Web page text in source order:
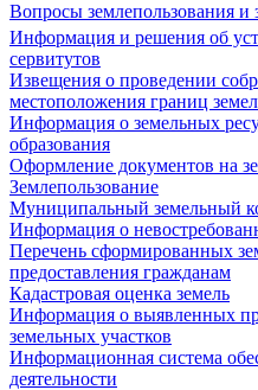
Вопросы землепользования
Информация и решения об
сервитутов
Извещения о проведении
местоположения границ
Информация о земельных
образования
Оформление документов на
Землепользование
Муниципальный земельный
Информация о
Перечень сформированных
предоставления гражданам
Кадастровая оценка земель
Информация о выявленных
земельных участков
Информационная система
деятельности